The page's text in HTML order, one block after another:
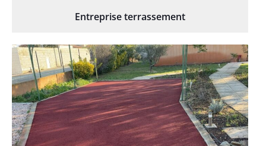
Entreprise terrassement